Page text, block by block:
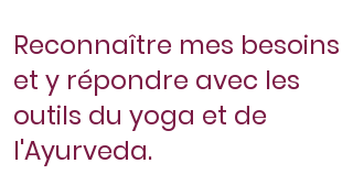
Reconnaître mes besoins
et y répondre avec les
outils du yoga et de
l'Ayurveda.